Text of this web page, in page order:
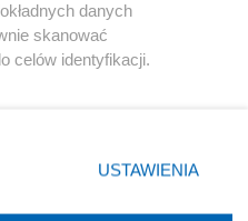
danych
skanować
celów identyfikacji.
ustawień prywatności
rogu strony
nie wymagają zgody
USTAWIENIA